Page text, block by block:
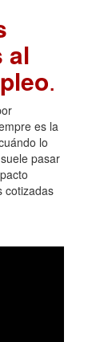
al
.
es la
lo
pasar
cotizadas